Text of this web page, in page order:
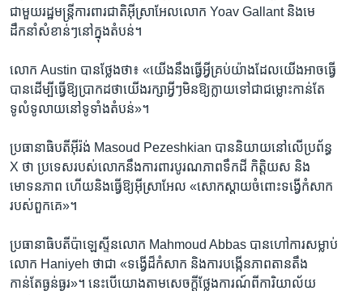
ជាមួយ​រដ្ឋមន្ត្រី​ការពារជាតិ​អ៊ីស្រាអែល​លោក Yoav Gallant និង​មេ
ដឹកនាំ​សំខាន់ៗ​នៅ​ក្នុង​តំបន់។
លោក Austin បាន​ថ្លែង​ថា៖ «យើង​នឹង​ធ្វើអ្វី​គ្រប់យ៉ាង​ដែល​យើង​អាច​ធ្វើ​
បាន​ដើម្បី​ធ្វើ​ឱ្យ​ប្រាកដ​ថា​យើង​រក្សា​អ្វីៗ​មិន​ឱ្យ​ក្លាយ​ទៅជា​ជម្លោះ​កាន់តែ​
ទូលំទូលាយ​នៅ​ទូទាំង​តំបន់‍»។
ប្រធានាធិបតី​អ៊ីរ៉ង់ Masoud Pezeshkian បាន​និយាយ​នៅ​លើ​ប្រព័ន្ធ​
X ថា ប្រទេស​របស់​លោក​នឹង​ការពារ​បូរណភាព​ទឹកដី​ កិត្តិយស ​និង​
មោទនភាព​ ហើយ​និង​ធ្វើ​ឱ្យ​អ៊ីស្រាអែល «សោកស្តាយ​ចំពោះ​ទង្វើ​កំសាក​
របស់​ពួកគេ‍»។
ប្រធានាធិបតី​ប៉ាឡេស្ទីន​លោក Mahmoud Abbas បាន​ហៅ​ការ​សម្លាប់​
លោក Haniyeh ថា​ជា «ទង្វើ​ដ៏​កំសាក​ និង​ការ​បង្កើន​ភាព​តានតឹង​
កាន់តែ​ធ្ងន់ធ្ងរ‍»។ នេះ​បើ​យោង​តាម​សេចក្តី​ថ្លែងការណ៍​ពី​ការិយាល័យ​